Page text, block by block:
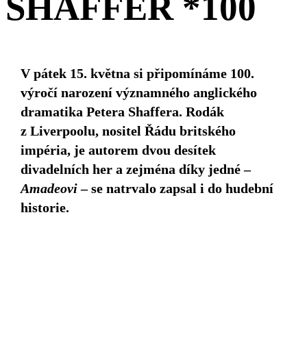
V pátek 15. května si připomínáme 100.
výročí narození významného anglického
dramatika Petera Shaffera. Rodák
z Liverpoolu, nositel Řádu britského
impéria, je autorem dvou desítek
divadelních her a zejména díky jedné –
Amadeovi– se natrvalo zapsal i do hudební
historie.